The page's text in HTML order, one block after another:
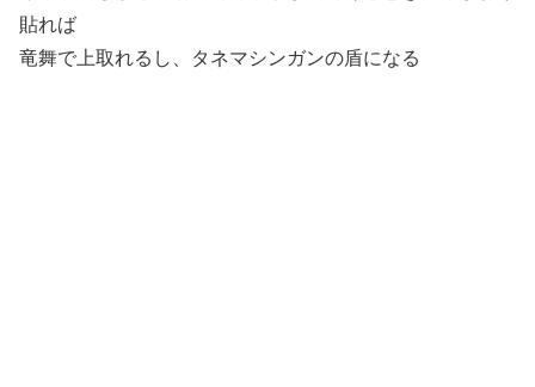
貼れば
竜舞で上取れるし、タネマシンガンの盾になる